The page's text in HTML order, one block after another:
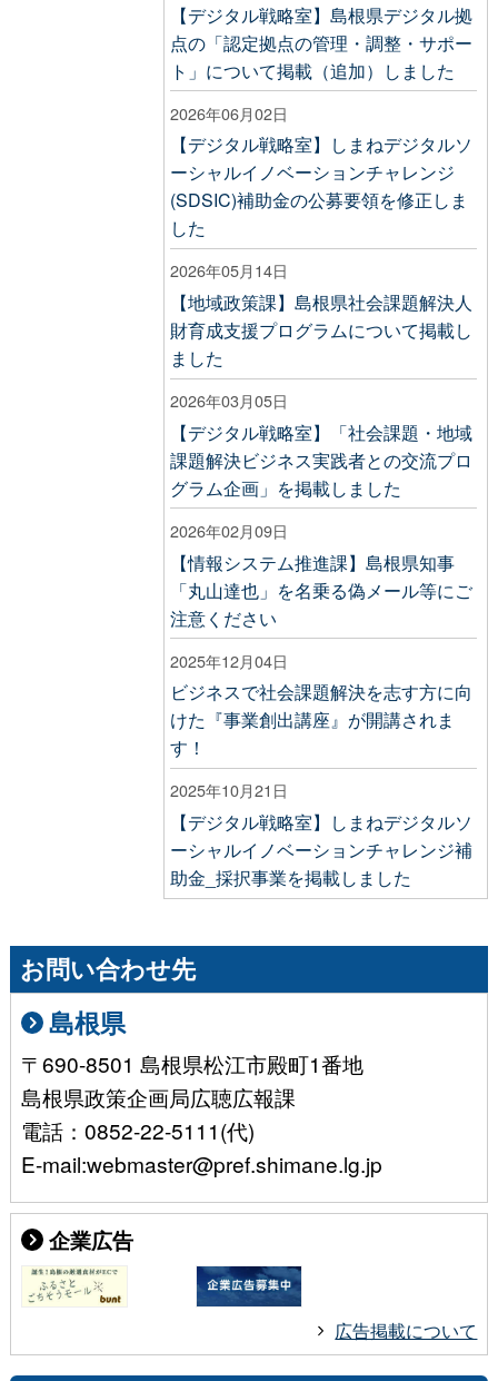
【デジタル戦略室】島根県デジタル拠
点の「認定拠点の管理・調整・サポー
ト」について掲載（追加）しました
2026年06月02日
【デジタル戦略室】しまねデジタルソ
ーシャルイノベーションチャレンジ
(SDSIC)補助金の公募要領を修正しま
した
2026年05月14日
【地域政策課】島根県社会課題解決人
財育成支援プログラムについて掲載し
ました
2026年03月05日
【デジタル戦略室】「社会課題・地域
課題解決ビジネス実践者との交流プロ
グラム企画」を掲載しました
2026年02月09日
【情報システム推進課】島根県知事
「丸山達也」を名乗る偽メール等にご
注意ください
2025年12月04日
ビジネスで社会課題解決を志す方に向
けた『事業創出講座』が開講されま
す！
2025年10月21日
【デジタル戦略室】しまねデジタルソ
ーシャルイノベーションチャレンジ補
助金_採択事業を掲載しました
お問い合わせ先
島根県
〒690-8501 島根県松江市殿町1番地
島根県政策企画局広聴広報課
電話：0852-22-5111(代)
E-mail:webmaster@pref.shimane.lg.jp
企業広告
広告掲載について